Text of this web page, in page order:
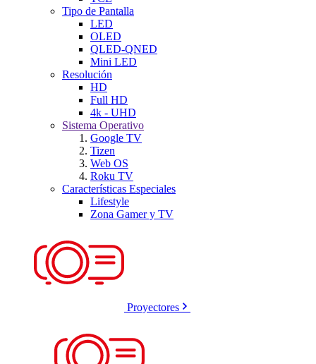
Tipo de Pantalla
LED
OLED
QLED-QNED
Mini LED
Resolución
HD
Full HD
4k - UHD
Sistema Operativo
Google TV
Tizen
Web OS
Roku TV
Características Especiales
Lifestyle
Zona Gamer y TV
Proyectores